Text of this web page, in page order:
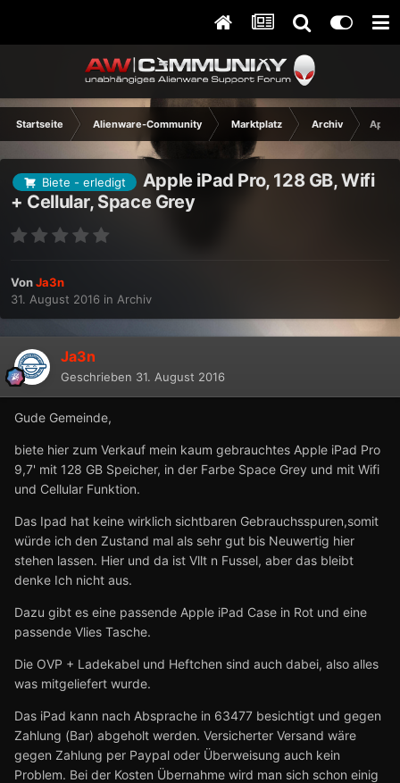
Startseite Alienware-Community Marktplatz Archiv Apple
Biete - erledigt
Apple iPad Pro, 128 GB, Wifi
+ Cellular, Space Grey
VonJa3n
31. August 2016 in Archiv
Ja3n
Geschrieben 31. August 2016
Gude Gemeinde,
biete hier zum Verkauf mein kaum gebrauchtes Apple iPad Pro
9,7' mit 128 GB Speicher, in der Farbe Space Grey und mit Wifi
und Cellular Funktion.
Das Ipad hat keine wirklich sichtbaren Gebrauchsspuren,somit
würde ich den Zustand mal als sehr gut bis Neuwertig hier
stehen lassen. Hier und da ist Vllt n Fussel, aber das bleibt
denke Ich nicht aus.
Dazu gibt es eine passende Apple iPad Case in Rot und eine
passende Vlies Tasche.
Die OVP + Ladekabel und Heftchen sind auch dabei, also alles
was mitgeliefert wurde.
Das iPad kann nach Absprache in 63477 besichtigt und gegen
Zahlung (Bar) abgeholt werden. Versicherter Versand wäre
gegen Zahlung per Paypal oder Überweisung auch kein
Problem. Bei der Kosten Übernahme wird man sich schon einig